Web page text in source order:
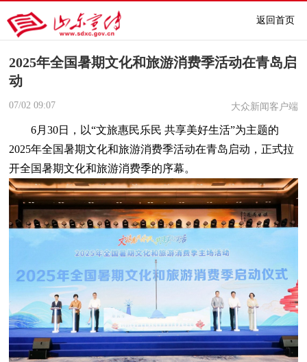
返回首页
2025年全国暑期文化和旅游消费季活动在青岛启
动
07/02 09:07 大众新闻客户端
6月30日，以“文旅惠民乐民 共享美好生活”为主题的
2025年全国暑期文化和旅游消费季活动在青岛启动，正式拉
开全国暑期文化和旅游消费季的序幕。